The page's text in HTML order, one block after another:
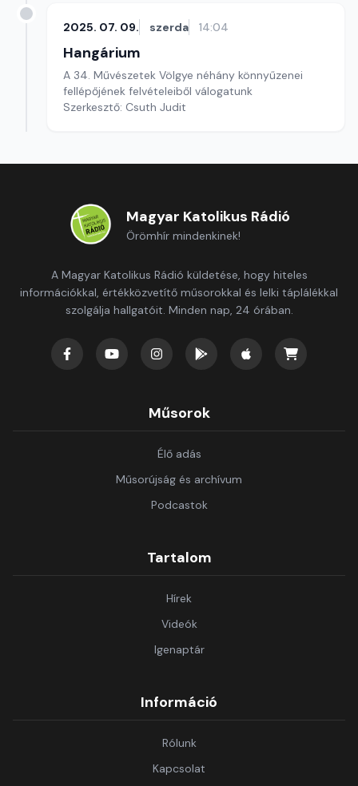
2025. 07. 09. szerda 14:04
Hangárium
A 34. Művészetek Völgye néhány könnyűzenei
fellépőjének felvételeiből válogatunk
Szerkesztő: Csuth Judit
Magyar Katolikus Rádió
Örömhír mindenkinek!
A Magyar Katolikus Rádió küldetése, hogy hiteles
információkkal, értékközvetítő műsorokkal és lelki táplálékkal
szolgálja hallgatóit. Minden nap, 24 órában.
Műsorok
Élő adás
Műsorújság és archívum
Podcastok
Tartalom
Hírek
Videók
Igenaptár
Információ
Rólunk
Kapcsolat